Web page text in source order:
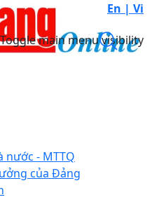
En | Vi
Toggle main menu visibility
nước - MTTQ
của Đảng